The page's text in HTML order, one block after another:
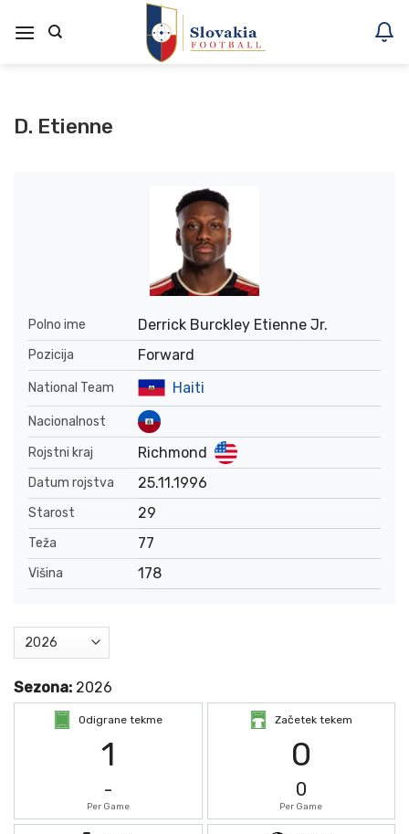
na
D. Etienne
Polno ime Derrick Burckley Etienne Jr.
Pozicija Forward
National Team Haiti
Nacionalnost
Rojstni kraj
Richmond
Datum rojstva 25.11.1996
Starost 29
Teža 77
Višina 178
Sezona: 2026
Odigrane tekme
1
-
Per Game
Začetek tekem
0
0
Per Game